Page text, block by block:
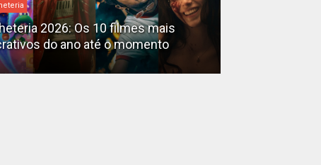
2026: Os 10 filmes mais
do ano até o momento